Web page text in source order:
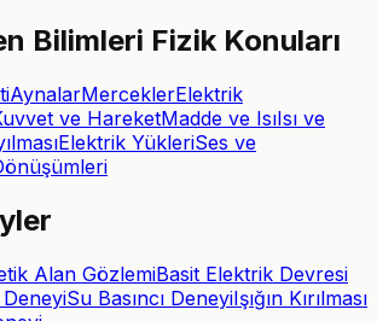
Bilimleri Fizik Konuları
AynalarMerceklerElektrik
ve HareketMadde ve IsıIsı ve
Elektrik YükleriSes ve
Alan GözlemiBasit Elektrik Devresi
Su Basıncı DeneyiIşığın Kırılması